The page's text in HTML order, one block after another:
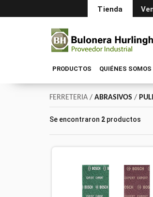
Tienda
PRODUCTOS QUIÉNES SOMOS
FERRETERIA / ABRASIVOS /
Se encontraron 2 productos